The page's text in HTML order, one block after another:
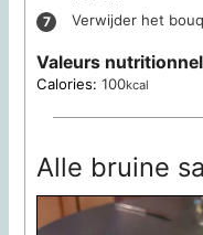
Verwijder het
Valeurs
Calories:100kcal
Alle bruine